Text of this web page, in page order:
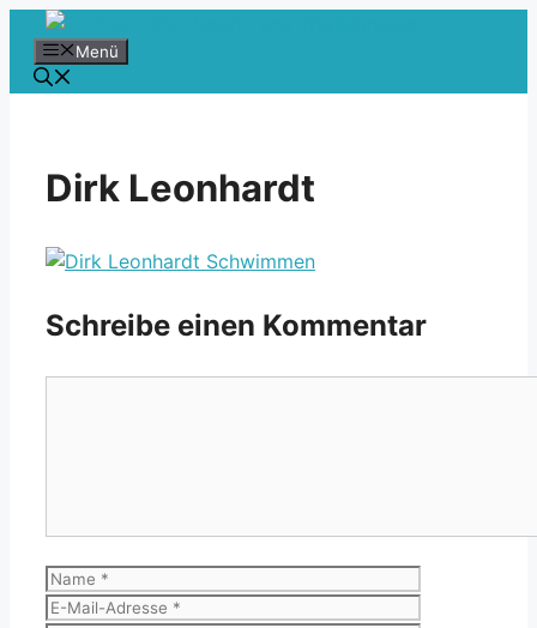
Zum
Inhalt
springen
Menü
Dirk Leonhardt
Schreibe einen Kommentar
Name